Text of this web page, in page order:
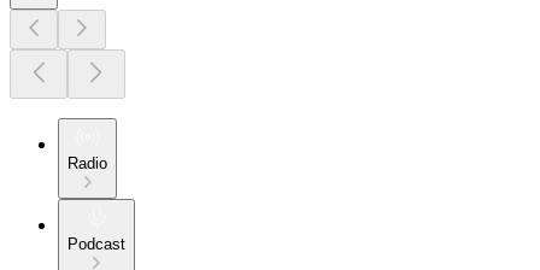
Radio
Podcast